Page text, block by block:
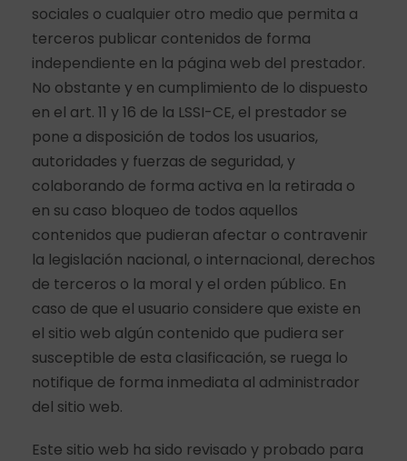
sociales o cualquier otro medio que permita a
terceros publicar contenidos de forma
independiente en la página web del prestador.
No obstante y en cumplimiento de lo dispuesto
en el art. 11 y 16 de la LSSI-CE, el prestador se
pone a disposición de todos los usuarios,
autoridades y fuerzas de seguridad, y
colaborando de forma activa en la retirada o
en su caso bloqueo de todos aquellos
contenidos que pudieran afectar o contravenir
la legislación nacional, o internacional, derechos
de terceros o la moral y el orden público. En
caso de que el usuario considere que existe en
el sitio web algún contenido que pudiera ser
susceptible de esta clasificación, se ruega lo
notifique de forma inmediata al administrador
del sitio web.
Este sitio web ha sido revisado y probado para